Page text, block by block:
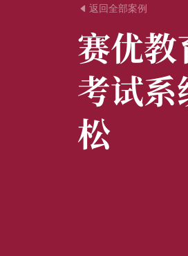
 返回全部案例
赛优教
考试
松